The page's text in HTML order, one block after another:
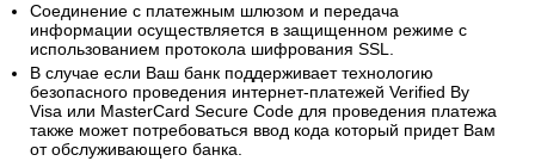
Соединение с платежным шлюзом и передача
информации осуществляется в защищенном режиме с
использованием протокола шифрования SSL.
В случае если Ваш банк поддерживает технологию
безопасного проведения интернет-платежей Verified By
Visa или MasterCard Secure Code для проведения платежа
также может потребоваться ввод кода который придет Вам
от обслуживающего банка.